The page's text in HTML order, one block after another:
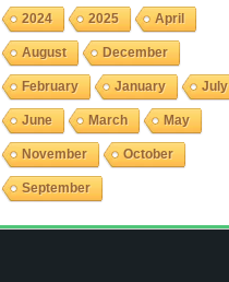
2024 2025 April
August December
February January July
June March May
November October
September